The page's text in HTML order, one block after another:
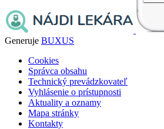
Generuje BUXUS
Cookies
Správca obsahu
Technický prevádzkovateľ
Vyhlásenie o prístupnosti
Aktuality a oznamy
Mapa stránky
Kontakty